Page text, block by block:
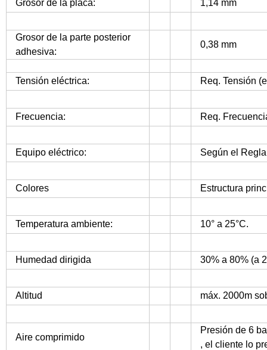
Grosor de la placa: 1,14 mm
Grosor de la parte posterior
adhesiva:
0,38 mm
Tensión eléctrica: Req. Tensión
Frecuencia: Req.
Equipo eléctrico: Según el
Colores Estructura
Temperatura ambiente: 10° a 25°C.
Humedad dirigida 30% a 80% (a
Altitud máx. 2000m
Aire comprimido
Presión de 6
, el cliente lo